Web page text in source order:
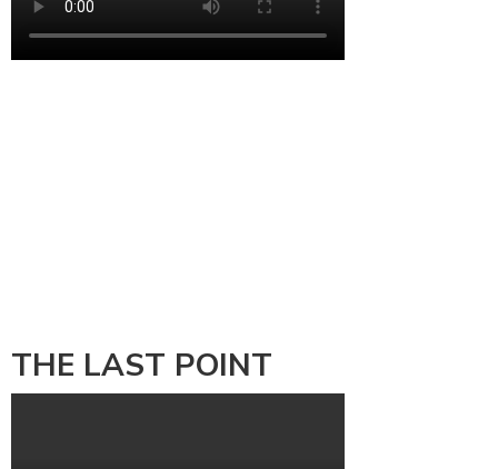
THE LAST POINT